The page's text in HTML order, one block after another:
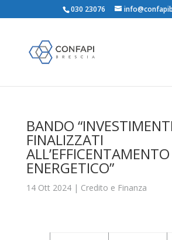
030 23076
BANDO “INVESTIMENTI
FINALIZZATI
ALL’EFFICENTAMENTO
ENERGETICO”
14 Ott 2024| Credito e Finanza